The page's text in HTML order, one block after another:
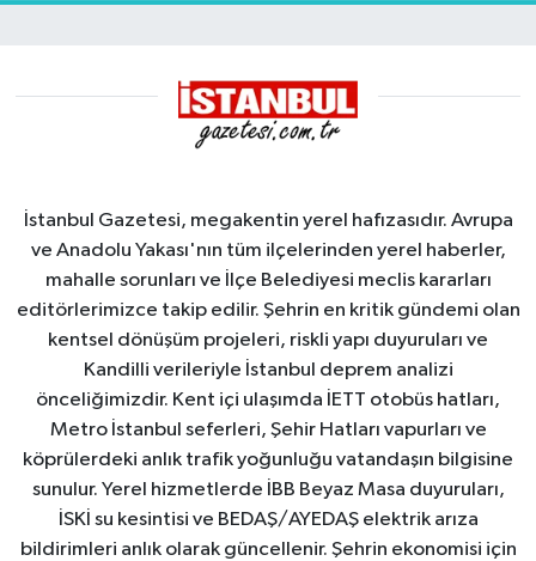
İstanbul Gazetesi, megakentin yerel hafızasıdır. Avrupa
ve Anadolu Yakası'nın tüm ilçelerinden yerel haberler,
mahalle sorunları ve İlçe Belediyesi meclis kararları
editörlerimizce takip edilir. Şehrin en kritik gündemi olan
kentsel dönüşüm projeleri, riskli yapı duyuruları ve
Kandilli verileriyle İstanbul deprem analizi
önceliğimizdir. Kent içi ulaşımda İETT otobüs hatları,
Metro İstanbul seferleri, Şehir Hatları vapurları ve
köprülerdeki anlık trafik yoğunluğu vatandaşın bilgisine
sunulur. Yerel hizmetlerde İBB Beyaz Masa duyuruları,
İSKİ su kesintisi ve BEDAŞ/AYEDAŞ elektrik arıza
bildirimleri anlık olarak güncellenir. Şehrin ekonomisi için